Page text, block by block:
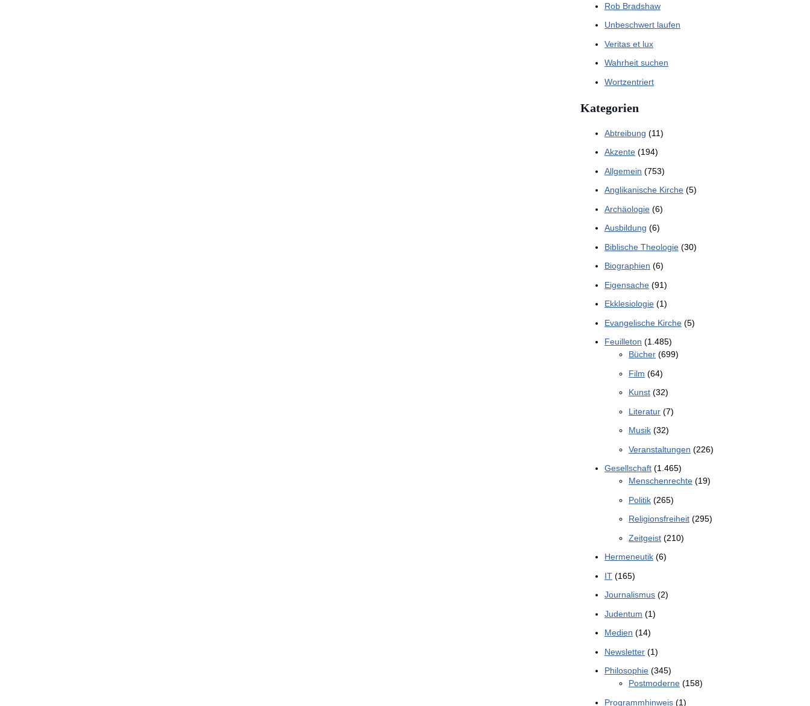
Rob Bradshaw
Unbeschwert laufen
Veritas et lux
Wahrheit suchen
Wortzentriert
Kategorien
Abtreibung (11)
Akzente (194)
Allgemein (753)
Anglikanische Kirche (5)
Archäologie (6)
Ausbildung (6)
Biblische Theologie (30)
Biographien (6)
Eigensache (91)
Ekklesiologie (1)
Evangelische Kirche (5)
Feuilleton (1.485)
Bücher (699)
Film (64)
Kunst (32)
Literatur (7)
Musik (32)
Veranstaltungen (226)
Gesellschaft (1.465)
Menschenrechte (19)
Politik (265)
Religionsfreiheit (295)
Zeitgeist (210)
Hermeneutik (6)
IT (165)
Journalismus (2)
Judentum (1)
Medien (14)
Newsletter (1)
Philosophie (345)
Postmoderne (158)
Programmhinweis (1)